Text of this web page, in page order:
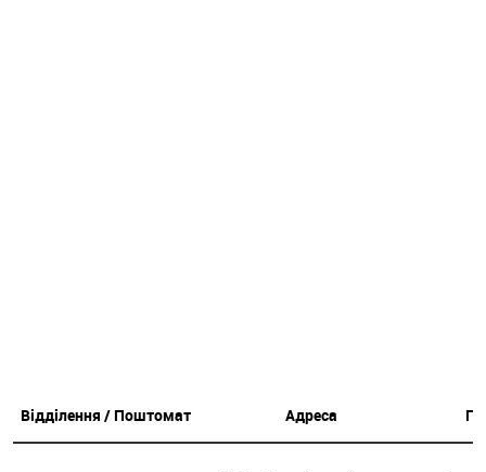
Відділення / Поштомат Адреса